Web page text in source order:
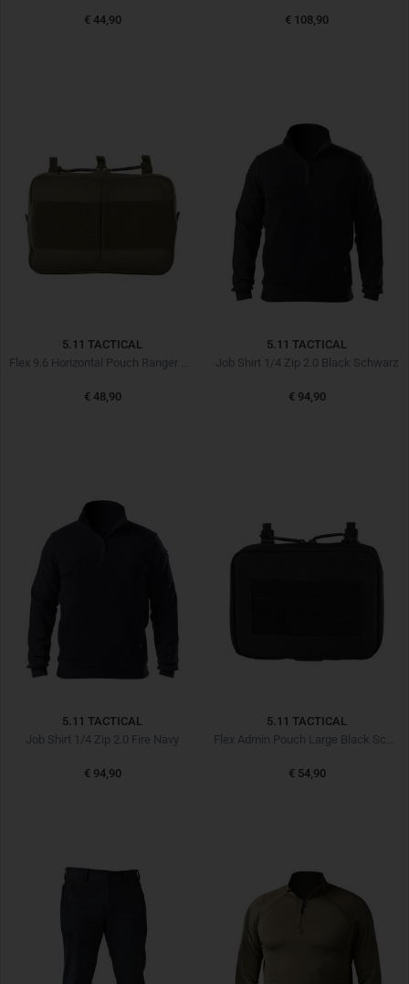
€ 44,90 € 108,90
5.11 TACTICAL
€ 48,90
5.11 TACTICAL
Job Shirt 1/4 Zip 2.0 Black Schwarz
€ 94,90
5.11 TACTICAL
Job Shirt 1/4 Zip 2.0 Fire Navy
€ 94,90
5.11 TACTICAL
Flex Admin Pouch Large Black Schwarz
€ 54,90